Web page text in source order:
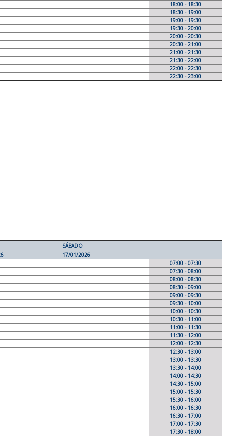
18:00 - 18:30
18:30 - 19:00
19:00 - 19:30
19:30 - 20:00
20:00 - 20:30
20:30 - 21:00
21:00 - 21:30
21:30 - 22:00
22:00 - 22:30
22:30 - 23:00
SÁBADO
17/01/2026
07:00 - 07:30
07:30 - 08:00
08:00 - 08:30
08:30 - 09:00
09:00 - 09:30
09:30 - 10:00
10:00 - 10:30
10:30 - 11:00
11:00 - 11:30
11:30 - 12:00
12:00 - 12:30
12:30 - 13:00
13:00 - 13:30
13:30 - 14:00
14:00 - 14:30
14:30 - 15:00
15:00 - 15:30
15:30 - 16:00
16:00 - 16:30
16:30 - 17:00
17:00 - 17:30
17:30 - 18:00